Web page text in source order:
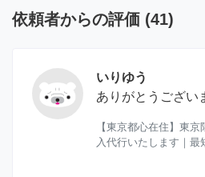
依頼者からの評価 (41)
いりゆう
ありがとうござい
【東京都心在住】東
入代行いたします｜